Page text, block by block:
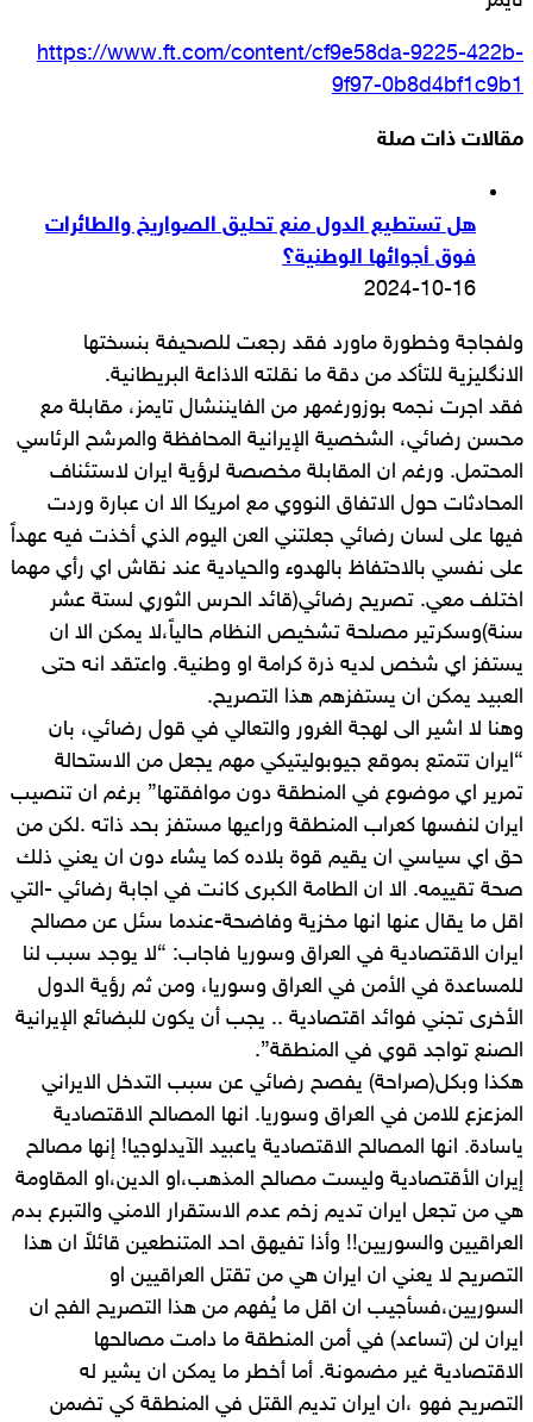
https://www.ft.com/content/cf9e58da-9225-422b-
9f97-0b8d4bf1c9b1
مقالات ذات صلة
هل تستطيع الدول منع تحليق الصواريخ والطائرات
فوق أجوائها الوطنية؟
2024-10-16
ولفجاجة وخطورة ماورد فقد رجعت للصحيفة بنسختها
الانگليزية للتأكد من دقة ما نقلته الاذاعة البريطانية.
فقد اجرت نجمه بوزورغمهر من الفايننشال تايمز، مقابلة مع
محسن رضائي، الشخصية الإيرانية المحافظة والمرشح الرئاسي
المحتمل. ورغم ان المقابلة مخصصة لرؤية ايران لاستئناف
المحادثات حول الاتفاق النووي مع امريكا الا ان عبارة وردت
فيها على لسان رضائي جعلتني العن اليوم الذي أخذت فيه عهداً
على نفسي بالاحتفاظ بالهدوء والحيادية عند نقاش اي رأي مهما
اختلف معي. تصريح رضائي(قائد الحرس الثوري لستة عشر
سنة)وسكرتير مصلحة تشخيص النظام حالياً،لا يمكن الا ان
يستفز اي شخص لديه ذرة كرامة او وطنية. واعتقد انه حتى
العبيد يمكن ان يستفزهم هذا التصريح.
وهنا لا اشير الى لهجة الغرور والتعالي في قول رضائي، بان
“ايران تتمتع بموقع جيوبوليتيكي مهم يجعل من الاستحالة
تمرير اي موضوع في المنطقة دون موافقتها” برغم ان تنصيب
ايران لنفسها كعراب المنطقة وراعيها مستفز بحد ذاته .لكن من
حق اي سياسي ان يقيم قوة بلاده كما يشاء دون ان يعني ذلك
صحة تقييمه. الا ان الطامة الكبرى كانت في اجابة رضائي -التي
اقل ما يقال عنها انها مخزية وفاضحة-عندما سئل عن مصالح
ايران الاقتصادية في العراق وسوريا فاجاب: “لا يوجد سبب لنا
للمساعدة في الأمن في العراق وسوريا، ومن ثم رؤية الدول
الأخرى تجني فوائد اقتصادية .. يجب أن يكون للبضائع الإيرانية
الصنع تواجد قوي في المنطقة”.
هكذا وبكل(صراحة) يفصح رضائي عن سبب التدخل الايراني
المزعزع للامن في العراق وسوريا. انها المصالح الاقتصادية
ياسادة. انها المصالح الاقتصادية ياعبيد الآيدلوجيا! إنها مصالح
إيران الأقتصادية وليست مصالح المذهب،او الدين،او المقاومة
هي من تجعل ايران تديم زخم عدم الاستقرار الامني والتبرع بدم
العراقيين والسوريين!! وأذا تفيهق احد المتنطعين قائلاً ان هذا
التصريح لا يعني ان ايران هي من تقتل العراقيين او
السوريين،فسأجيب ان اقل ما يُفهم من هذا التصريح الفج ان
ايران لن (تساعد) في أمن المنطقة ما دامت مصالحها
الاقتصادية غير مضمونة. أما أخطر ما يمكن ان يشير له
التصريح فهو ،ان ايران تديم القتل في المنطقة كي تضمن